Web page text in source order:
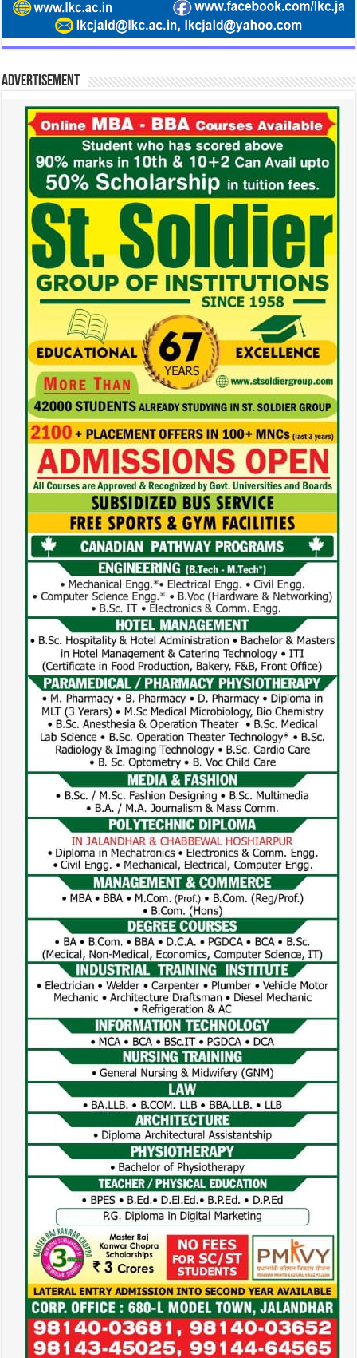
Advertisement